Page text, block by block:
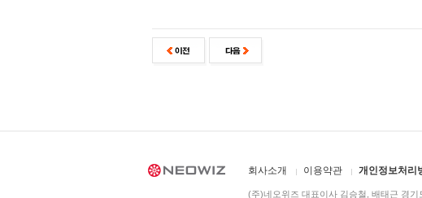
회사소개 이용약관 개인정보처리
(주)네오위즈 대표이사 김승철, 배태근 경